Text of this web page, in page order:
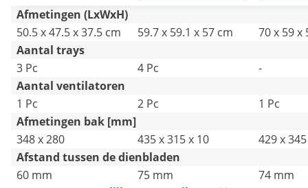
Afmetingen (LxWxH)
50.5 x 47.5 x 37.5 cm
59.7 x 59.1 x 57 cm
70 x 59 x
Aantal trays
3 Pc
4 Pc
-
Aantal ventilatoren
1 Pc
2 Pc
1 Pc
Afmetingen bak [mm]
348 x 280
435 x 315 x 10
429 x
Afstand tussen de dienbladen
60 mm
75 mm
74 mm